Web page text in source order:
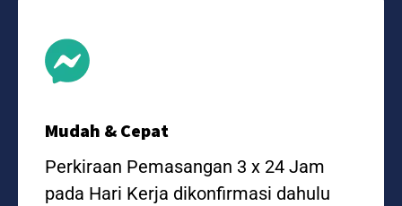
Mudah & Cepat
Perkiraan Pemasangan 3 x 24 Jam
pada Hari Kerja dikonfirmasi dahulu